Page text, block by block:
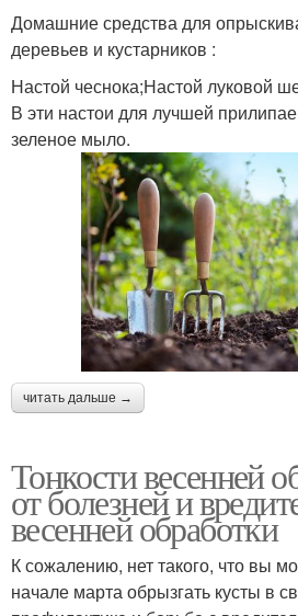
Домашние средства для
деревьев и кустарников :
Настой чеснока;Настой луковой
В эти настои для лучшей
зеленое мыло.
читать дальше →
Тонкости весенней
от болезней и
весенней обработки
К сожалению, нет такого, что вы
начале марта обрызгать кусты в